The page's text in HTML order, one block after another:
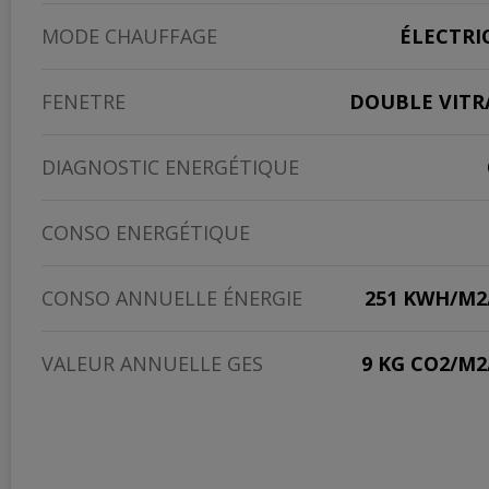
MODE CHAUFFAGE
FENETRE DOUBLE
DIAGNOSTIC ENERGÉTIQUE
CONSO ENERGÉTIQUE
CONSO ANNUELLE ÉNERGIE 251 KWH/
VALEUR ANNUELLE GES 9 KG CO2/